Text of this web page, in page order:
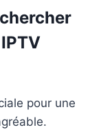
pour une